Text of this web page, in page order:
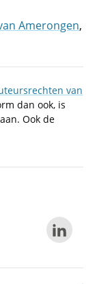
Amerongen,
van
dan ook, is
Ook de